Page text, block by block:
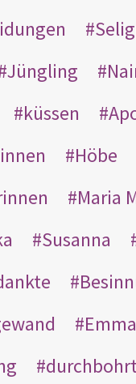
Jüngling
küssen
Höbe
Maria
Susanna